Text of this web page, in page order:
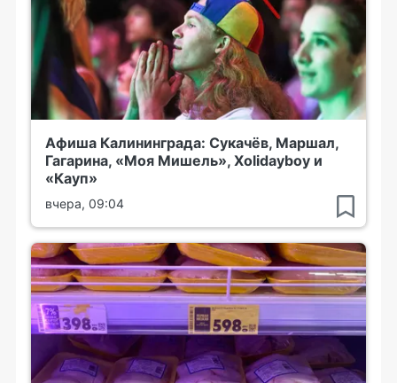
Афиша Калининграда: Сукачёв, Маршал,
Гагарина, «Моя Мишель», Xolidayboy и
«Кауп»
вчера, 09:04